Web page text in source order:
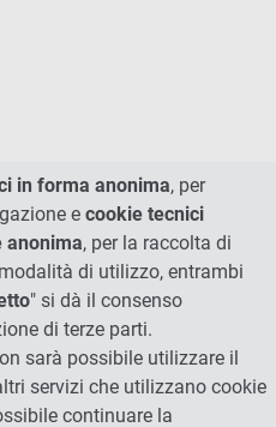
in forma anonima, per
e cookie tecnici
anonima, per la raccolta di
di utilizzo, entrambi
" si dà il consenso
di terze parti.
sarà possibile utilizzare il
servizi che utilizzano cookie
continuare la